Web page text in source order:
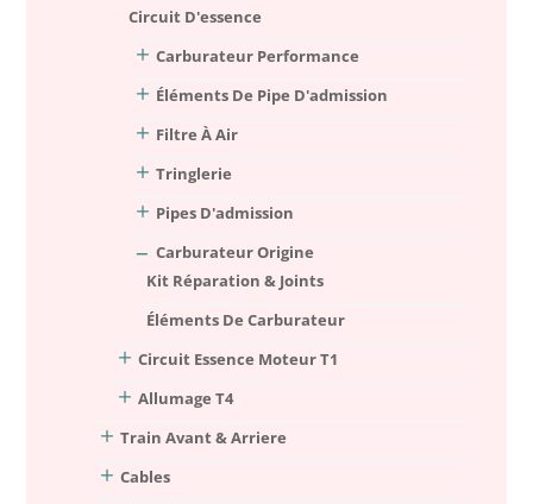
Circuit D'essence
Carburateur Performance
Éléments De Pipe D'admission
Filtre À Air
Tringlerie
Pipes D'admission
Carburateur Origine
Kit Réparation & Joints
Éléments De Carburateur
Circuit Essence Moteur T1
Allumage T4
Train Avant & Arriere
Cables